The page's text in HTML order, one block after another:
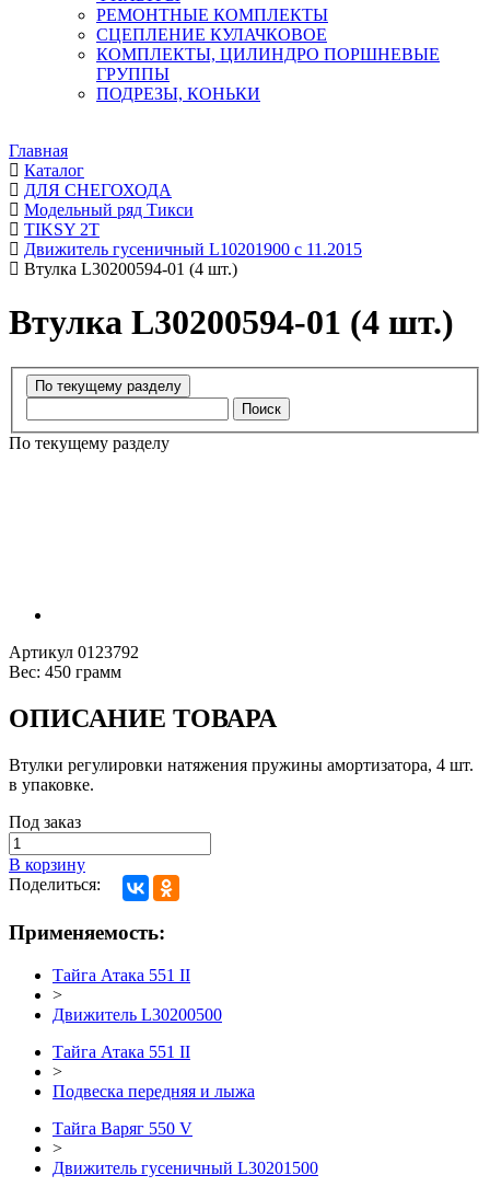
РЕМОНТНЫЕ КОМПЛЕКТЫ
СЦЕПЛЕНИЕ КУЛАЧКОВОЕ
КОМПЛЕКТЫ, ЦИЛИНДРО ПОРШНЕВЫЕ
ГРУППЫ
ПОДРЕЗЫ, КОНЬКИ
Главная
Каталог
ДЛЯ СНЕГОХОДА
Модельный ряд Тикси
TIKSY 2T
Движитель гусеничный L10201900 с 11.2015
Втулка L30200594-01 (4 шт.)
Втулка L30200594-01 (4 шт.)
Поиск
По текущему разделу
Артикул 0123792
Вес: 450 грамм
ОПИСАНИЕ ТОВАРА
Втулки регулировки натяжения пружины амортизатора, 4 шт.
в упаковке.
Под заказ
В корзину
Поделиться:
Применяемость:
Тайга Атака 551 II
>
Движитель L30200500
Тайга Атака 551 II
>
Подвеска передняя и лыжа
Тайга Варяг 550 V
>
Движитель гусеничный L30201500